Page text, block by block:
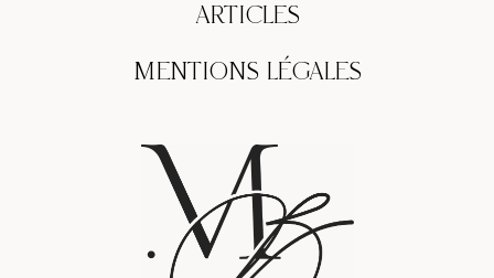
ARTICLES
MENTIONS LÉGALES